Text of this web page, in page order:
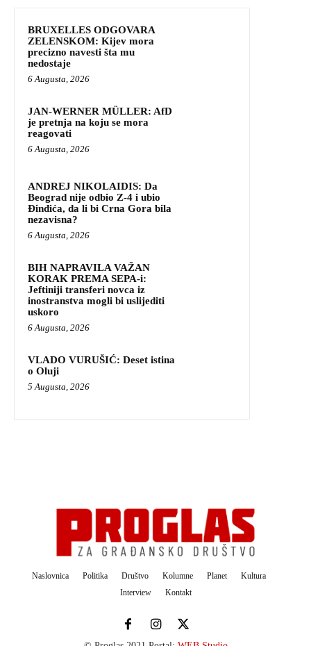
BRUXELLES ODGOVARA
ZELENSKOM: Kijev mora
precizno navesti šta mu
nedostaje
6 Augusta, 2026
JAN-WERNER MÜLLER: AfD
je pretnja na koju se mora
reagovati
6 Augusta, 2026
ANDREJ NIKOLAIDIS: Da
Beograd nije odbio Z-4 i ubio
Đinđića, da li bi Crna Gora bila
nezavisna?
6 Augusta, 2026
BIH NAPRAVILA VAŽAN
KORAK PREMA SEPA-i:
Jeftiniji transferi novca iz
inostranstva mogli bi uslijediti
uskoro
6 Augusta, 2026
VLADO VURUŠIĆ: Deset istina
o Oluji
5 Augusta, 2026
Naslovnica Politika Društvo Kolumne Planet
Kultura
Interview
Kontakt